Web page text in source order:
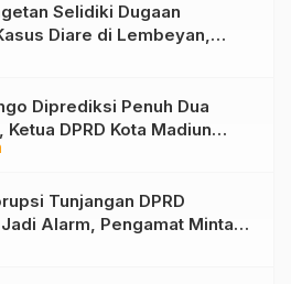
Selidiki Dugaan
Diare di Lembeyan,
Epidemiologi
Diprediksi Penuh Dua
Ketua DPRD Kota Madiun
Percepat Penanganan
Tunjangan DPRD
Alarm, Pengamat Minta
Tata Kelola